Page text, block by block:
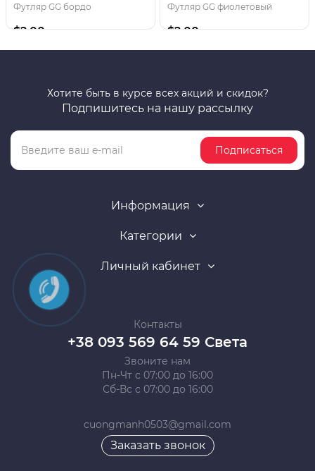
Футляр GG бордо
$2.00
Футляр GG фиолетовый
$2.00
Хотите быть в курсе всех акций и скидок?
Подпишитесь на нашу рассылку
Подписаться
Информация
Категории
Личный кабинет
Контакты
+38 093 569 64 59 Света
Звоните нам
Пн-Чт с 07:00 до 16:00
Сб-Вс с 07:00 до 16:00
cuongmanh0503@gmail.com
Заказать звонок